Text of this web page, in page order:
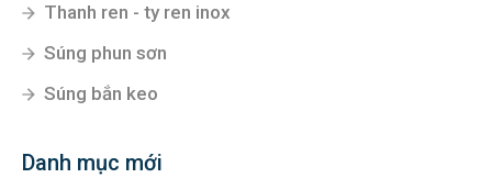
Thanh ren - ty ren inox
Súng phun sơn
Súng bắn keo
Danh mục mới